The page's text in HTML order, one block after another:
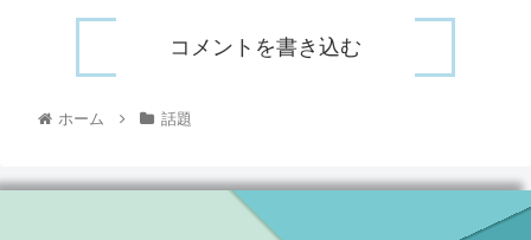
コメントを書き込む
ホーム 話題